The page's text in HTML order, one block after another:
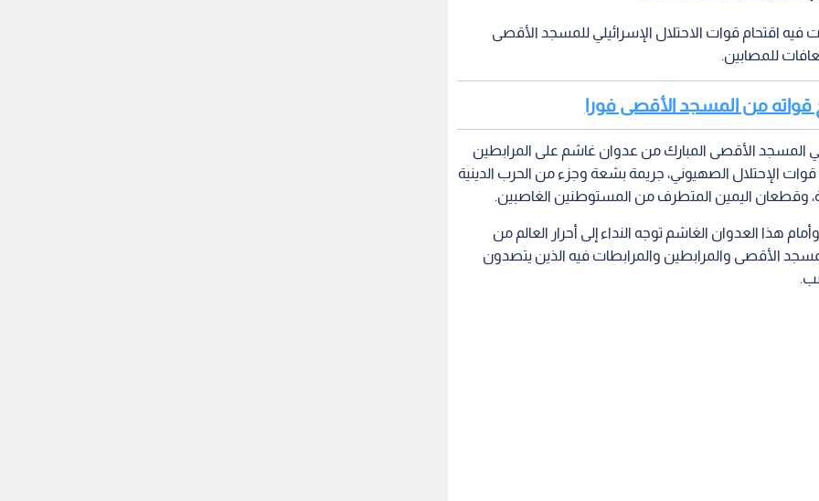
فيه اقتحام قوات الاحتلال الإسرائيلي للمسجد الأقصى
للمصابين.
قواته من المسجد الأقصى فورا
المسجد الأقصى المبارك من عدوان غاشم على المرابطين
الإحتلال الصهيوني، جريمة بشعة وجزء من الحرب الدينية
وقطعان اليمين المتطرف من المستوطنين الغاصبين.
هذا العدوان الغاشم توجه النداء إلى أحرار العالم من
الأقصى والمرابطين والمرابطات فيه الذين يتصدون